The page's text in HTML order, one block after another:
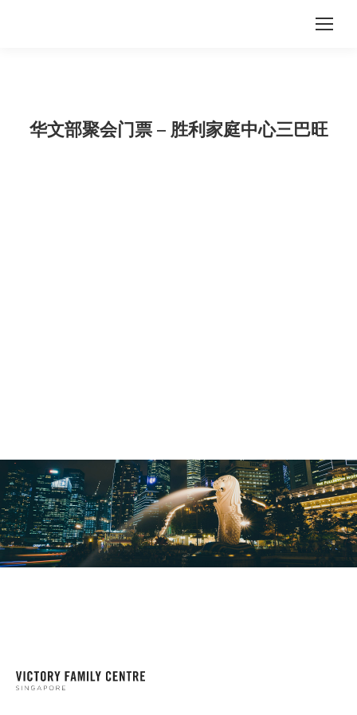
华文部聚会门票 – 胜利家庭中心三巴旺